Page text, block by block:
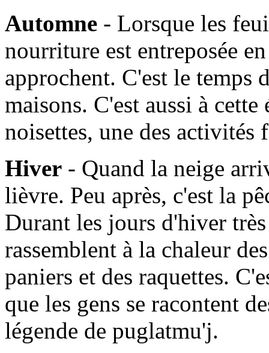
Automne - Lorsque les
nourriture est entreposée
approchent. C'est le temps
maisons. C'est aussi à
noisettes, une des
Hiver - Quand la neige
lièvre. Peu après, c'est la
Durant les jours d'hiver
rassemblent à la chaleur
paniers et des raquettes.
que les gens se racontent
légende de puglatmu'j.